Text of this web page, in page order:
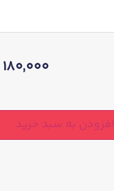
180,000
افزودن به سبد خرید